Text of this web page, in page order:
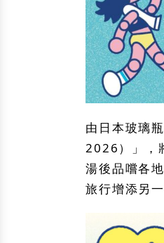
由日本玻璃
2026）
」，
湯後品嚐各
旅行增添另